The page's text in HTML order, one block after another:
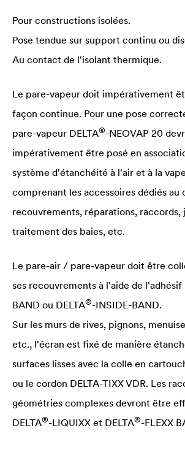
Pour constructions isolées.
Pose tendue sur support continu ou
Au contact de l'isolant thermique.
Le pare-vapeur doit impérativement
façon continue. Pour une pose
pare-vapeur DELTA®-NEOVAP 20
impérativement être posé en
système d'étanchéité à l'air et à la
comprenant les accessoires dédiés au
recouvrements, réparations, raccords,
traitement des baies, etc.
Le pare-air / pare-vapeur doit être
ses recouvrements à l'aide de l'adhésif
BAND ou DELTA®-INSIDE-BAND.
Sur les murs de rives, pignons,
etc., l'écran est fixé de manière
surfaces lisses avec la colle en
ou le cordon DELTA-TIXX VDR. Les
géométries complexes devront être
DELTA®-LIQUIXX et DELTA®-FLEXX